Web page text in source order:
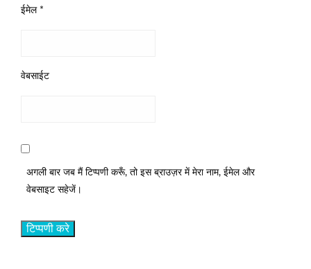
ईमेल *
वेबसाईट
अगली बार जब मैं टिप्पणी करूँ, तो इस ब्राउज़र में मेरा नाम, ईमेल और
वेबसाइट सहेजें।